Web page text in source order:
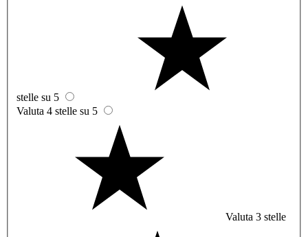
stelle su 5
Valuta 4 stelle su 5
Valuta 3 stelle